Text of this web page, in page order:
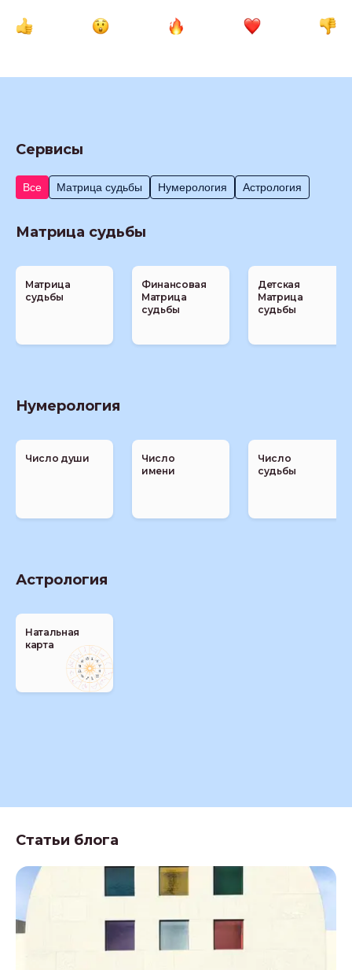
Сервисы
Все Матрица судьбы Нумерология Астрология
Матрица судьбы
Матрица
судьбы
Финансовая
Матрица
судьбы
Детская
Матрица
судьбы
Нумерология
Число души
Число
имени
Число
судьбы
Астрология
Натальная
карта
Статьи блога